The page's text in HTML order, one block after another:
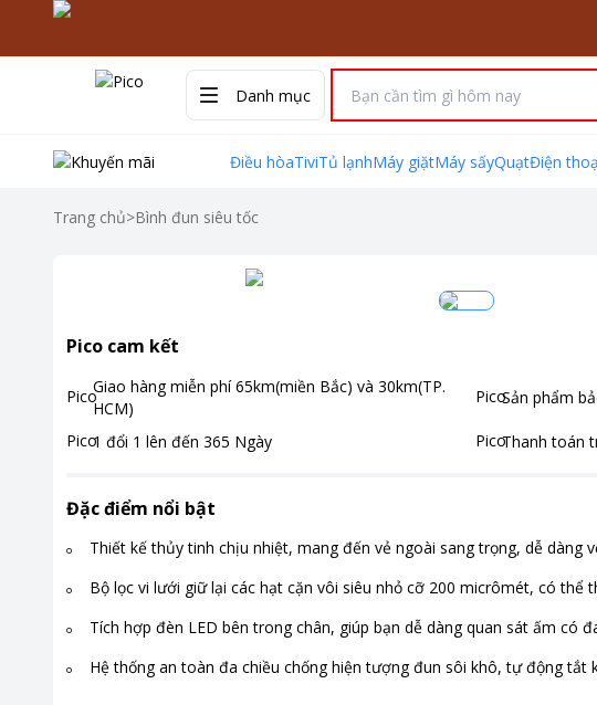
Danh mục
Điều hòaTiviTủ lạnhMáy giặtMáy sấyQuạtĐiện
Trang chủ>Bình đun siêu tốc
Pico cam kết
Giao hàng miễn phí 65km(miền Bắc) và 30km(TP.
HCM)
Sản phẩm
1 đổi 1 lên đến 365 Ngày Thanh toán
Đặc điểm nổi bật
Thiết kế thủy tinh chịu nhiệt, mang đến vẻ ngoài sang trọng, dễ dàng
Bộ lọc vi lưới giữ lại các hạt cặn vôi siêu nhỏ cỡ 200 micrômét, có thể
Tích hợp đèn LED bên trong chân, giúp bạn dễ dàng quan sát ấm có
Hệ thống an toàn đa chiều chống hiện tượng đun sôi khô, tự động tắt